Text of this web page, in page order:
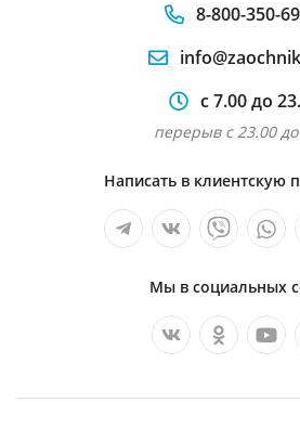
8-800-350-
с 7.00 до
перерыв с 23.00
Написать в клиентскую
Мы в социальных